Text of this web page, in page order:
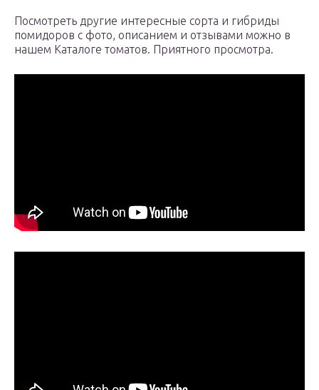
Посмотреть другие интересные сорта и гибриды
помидоров с фото, описанием и отзывами можно в
нашем Каталоге томатов. Приятного просмотра.